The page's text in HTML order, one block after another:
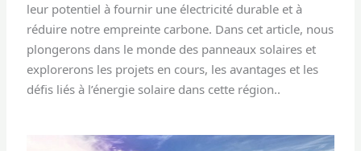
leur potentiel à fournir une électricité durable et à
réduire notre empreinte carbone. Dans cet article, nous
plongerons dans le monde des panneaux solaires et
explorerons les projets en cours, les avantages et les
défis liés à l’énergie solaire dans cette région..